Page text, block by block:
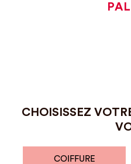
CHOISISSEZ
COIFFURE